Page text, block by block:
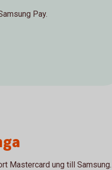
Pay.
Mastercard ung till Samsung.